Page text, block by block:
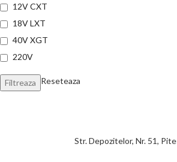
12V CXT
18V LXT
40V XGT
220V
Filtreaza Reseteaza
Str. Depozitelor, Nr. 51,